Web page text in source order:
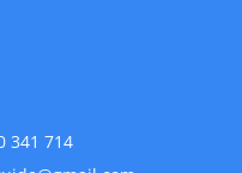
341 714